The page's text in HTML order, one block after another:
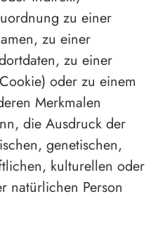
zu einer
zu einer
zu einer
oder zu einem
Merkmalen
die Ausdruck der
genetischen,
kulturellen oder
natürlichen Person